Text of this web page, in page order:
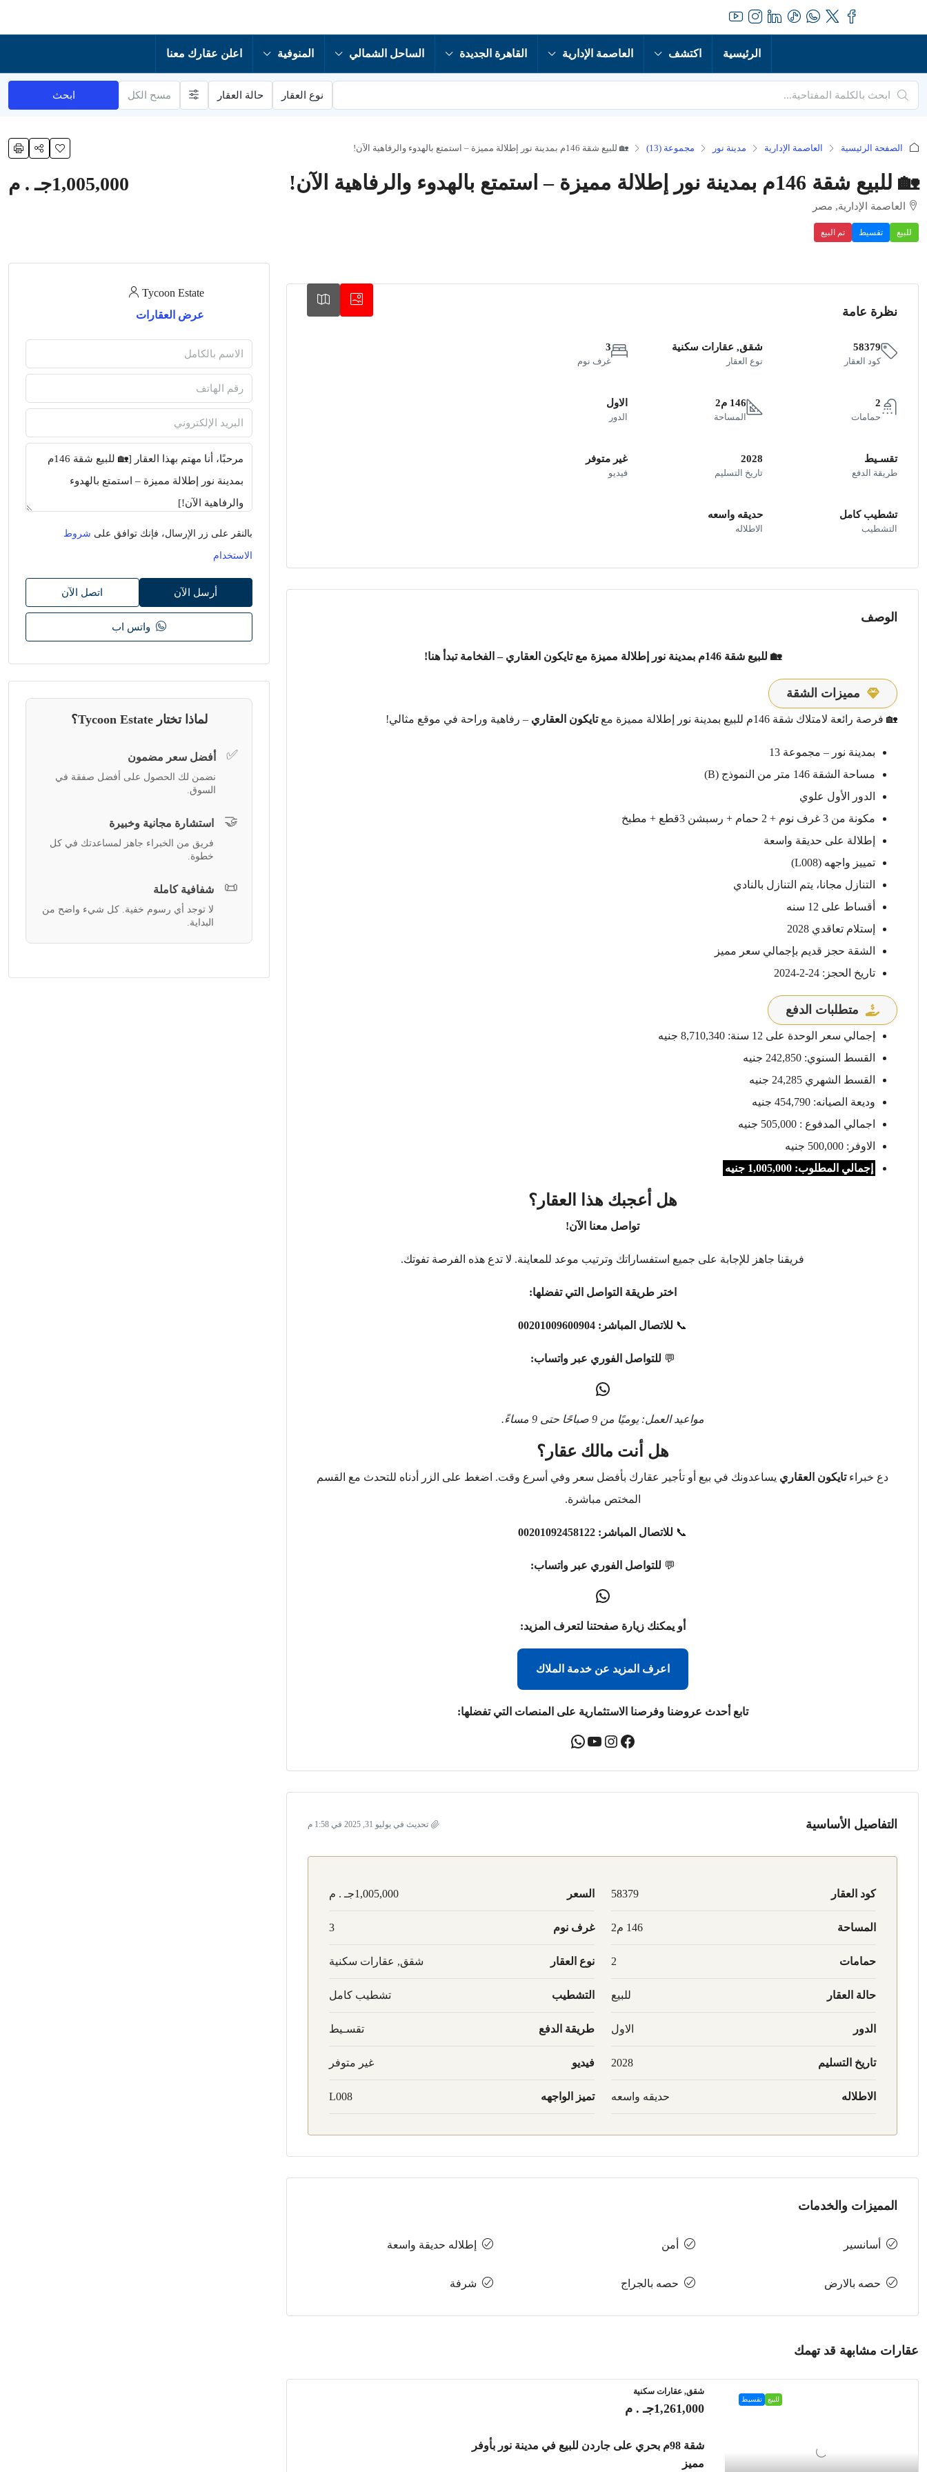
الرئيسية اكتشف العاصمة الإدارية القاهرة الجديدة الساحل الشمالي المنوفية اعلن عقارك معنا
نوع العقار حالة العقار مسح الكل ابحث
الصفحة الرئيسية العاصمة الإدارية مدينة نور مجموعة (13) 🏡 للبيع شقة 146م بمدينة نور إطلالة مميزة – استمتع بالهدوء والرفاهية الآن!
🏡 للبيع شقة 146م بمدينة نور إطلالة مميزة – استمتع بالهدوء والرفاهية الآن!
العاصمة الإدارية, مصر
للبيع تقسيط تم البيع
1,005,000جـ . م
نظرة عامة
58379
كود العقار
شقق, عقارات سكنية
نوع العقار
3
غرف نوم
2
حمامات
146 م2
المساحة
الاول
الدور
تقسـيط
طريقة الدفع
2028
تاريخ التسليم
غير متوفر
فيديو
تشطيب كامل
التشطيب
حديقه واسعه
الاطلاله
الوصف
🏡 للبيع شقة 146م بمدينة نور إطلالة مميزة مع تايكون العقاري – الفخامة تبدأ هنا!
مميزات الشقة
🏡 فرصة رائعة لامتلاك شقة 146م للبيع بمدينة نور إطلالة مميزة مع تايكون العقاري – رفاهية وراحة في موقع مثالي!
بمدينة نور – مجموعة 13
مساحة الشقة 146 متر من النموذج (B)
الدور الأول علوي
مكونة من 3 غرف نوم + 2 حمام + رسبشن 3قطع + مطبخ
إطلالة على حديقة واسعة
تمييز واجهه (L008)
التنازل مجانا، يتم التنازل بالنادي
أقساط على 12 سنه
إستلام تعاقدي 2028
الشقة حجز قديم بإجمالي سعر مميز
تاريخ الحجز: 24-2-2024
متطلبات الدفع
إجمالي سعر الوحدة على 12 سنة: 8,710,340 جنيه
القسط السنوي: 242,850 جنيه
القسط الشهري 24,285 جنيه
وديعة الصيانه: 454,790 جنيه
اجمالي المدفوع : 505,000 جنيه
الاوفر: 500,000 جنيه
إجمالي المطلوب: 1,005,000 جنيه
هل أعجبك هذا العقار؟
تواصل معنا الآن!
فريقنا جاهز للإجابة على جميع استفساراتك وترتيب موعد للمعاينة. لا تدع هذه الفرصة تفوتك.
اختر طريقة التواصل التي تفضلها:
📞 للاتصال المباشر: 00201009600904
💬 للتواصل الفوري عبر واتساب:
مواعيد العمل: يوميًا من 9 صباحًا حتى 9 مساءً.
هل أنت مالك عقار؟
دع خبراءتايكون العقاري يساعدونك في بيع أو تأجير عقارك بأفضل سعر وفي أسرع وقت. اضغط على الزر أدناه للتحدث مع القسم
المختص مباشرة.
📞 للاتصال المباشر: 00201092458122
💬 للتواصل الفوري عبر واتساب:
أو يمكنك زيارة صفحتنا لتعرف المزيد:
اعرف المزيد عن خدمة الملاك
تابع أحدث عروضنا وفرصنا الاستثمارية على المنصات التي تفضلها:
التفاصيل الأساسية تحديث في يوليو 31, 2025 في 1:58 م
كود العقار 58379 السعر 1,005,000جـ . م
المساحة 146 م2 غرف نوم 3
حمامات 2 نوع العقار شقق, عقارات سكنية
حالة العقار للبيع التشطيب تشطيب كامل
الدور الاول طريقة الدفع تقسـيط
تاريخ التسليم 2028 فيديو غير متوفر
الاطلاله حديقه واسعه تميز الواجهه L008
المميزات والخدمات
أسانسير أمن إطلاله حديقة واسعة
حصه بالارض حصه بالجراج شرفة
عقارات مشابهة قد تهمك
للبيع تقسيط
شقق, عقارات سكنية
1,261,000جـ . م
شقة 98م بحري على جاردن للبيع في مدينة نور بأوفر
مميز
Tycoon Estate
عرض العقارات
بالنقر على زر الإرسال، فإنك توافق على شروط
الاستخدام
أرسل الآن اتصل الآن
واتس اب
لماذا تختار Tycoon Estate؟
✅ أفضل سعر مضمون
نضمن لك الحصول على أفضل صفقة في
السوق.
🤝 استشارة مجانية وخبيرة
فريق من الخبراء جاهز لمساعدتك في كل
خطوة.
📜 شفافية كاملة
لا توجد أي رسوم خفية. كل شيء واضح من
البداية.